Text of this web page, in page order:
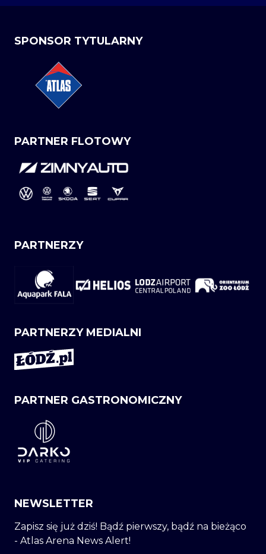
SPONSOR TYTULARNY
PARTNER FLOTOWY
PARTNERZY
PARTNERZY MEDIALNI
PARTNER GASTRONOMICZNY
NEWSLETTER
Zapisz się już dziś! Bądź pierwszy, bądź na bieżąco
- Atlas Arena News Alert!